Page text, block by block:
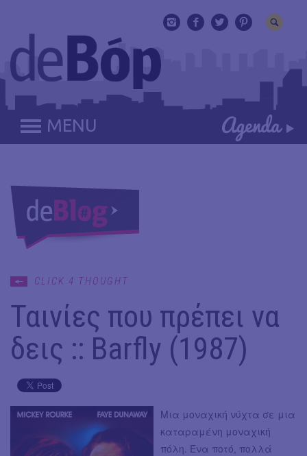
MENU
CLICK 4 THOUGHT
Ταινίες που πρέπει να
δεις :: Barfly (1987)
Μια μοναχική νύχτα σε μια
καταραμένη μοναχική
πόλη. Ένα ποτό, πολλά